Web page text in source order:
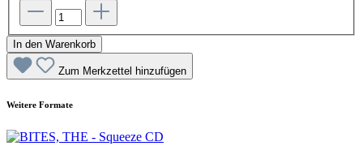
In den Warenkorb
Zum Merkzettel hinzufügen
Weitere Formate